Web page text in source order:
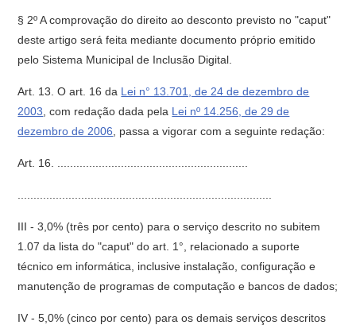
§ 2º A comprovação do direito ao desconto previsto no "caput"
deste artigo será feita mediante documento próprio emitido
pelo Sistema Municipal de Inclusão Digital.
Art. 13. O art. 16 da Lei n° 13.701, de 24 de dezembro de
2003 , com redação dada pela Lei nº 14.256, de 29 de
dezembro de 2006 , passa a vigorar com a seguinte redação:
Art. 16. ............................................................
III - 3,0% (três por cento) para o serviço descrito no subitem
1.07 da lista do "caput" do art. 1°, relacionado a suporte
técnico em informática, inclusive instalação, configuração e
manutenção de programas de computação e bancos de dados;
IV - 5,0% (cinco por cento) para os demais serviços descritos